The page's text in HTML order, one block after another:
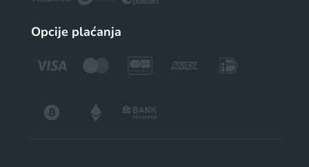
Opcije plaćanja